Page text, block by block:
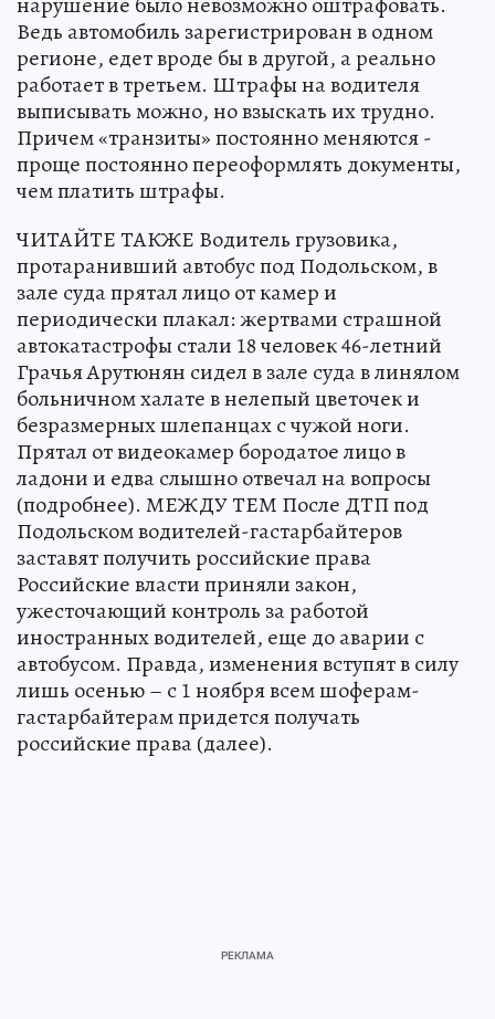
Ведь автомобиль зарегистрирован в одном
регионе, едет вроде бы в другой, а реально
работает в третьем. Штрафы на водителя
выписывать можно, но взыскать их трудно.
Причем «транзиты» постоянно меняются -
проще постоянно переоформлять документы,
чем платить штрафы.
ЧИТАЙТЕ ТАКЖЕ Водитель грузовика,
протаранивший автобус под Подольском, в
зале суда прятал лицо от камер и
периодически плакал: жертвами страшной
автокатастрофы стали 18 человек 46-летний
Грачья Арутюнян сидел в зале суда в линялом
больничном халате в нелепый цветочек и
безразмерных шлепанцах с чужой ноги.
Прятал от видеокамер бородатое лицо в
ладони и едва слышно отвечал на вопросы
(подробнее). МЕЖДУ ТЕМ После ДТП под
Подольском водителей-гастарбайтеров
заставят получить российские права
Российские власти приняли закон,
ужесточающий контроль за работой
иностранных водителей, еще до аварии с
автобусом. Правда, изменения вступят в силу
лишь осенью – с 1 ноября всем шоферам-
гастарбайтерам придется получать
российские права (далее).